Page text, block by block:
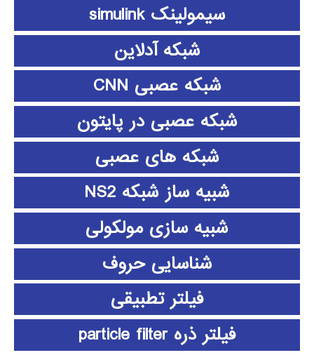
سیمولینک simulink
شبکه آدلاین
شبکه عصبی CNN
شبکه عصبی در پایتون
شبکه های عصبی
شبیه ساز شبکه NS2
شبیه سازی مولکولی
شناسایی حروف
فیلتر تطبیقی
فیلتر ذره particle filter